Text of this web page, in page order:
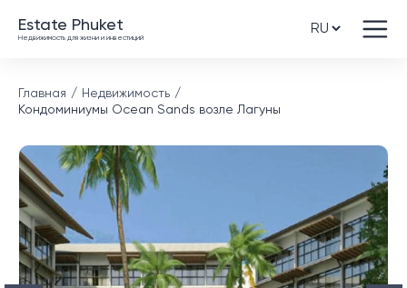
Estate Phuket
Недвижимость для жизни и инвестиций
Главная
Недвижимость
Кондоминиумы Ocean Sands возле Лагуны